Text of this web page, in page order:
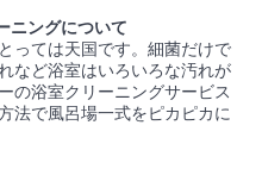
ニングについて
っては天国です。細菌だけで
など浴室はいろいろな汚れが
の浴室クリーニングサービス
法で風呂場一式をピカピカに